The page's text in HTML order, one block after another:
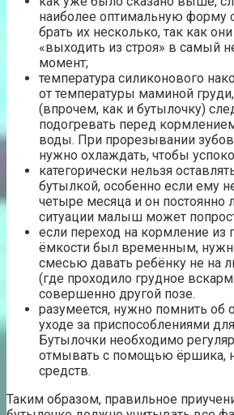
наиболее оптимальную форму
брать их несколько, так как
«выходить из строя» в самый
момент;
температура силиконового
от температуры маминой
(впрочем, как и бутылочку)
подогревать перед
воды. При прорезывании зубов
нужно охлаждать, чтобы
категорически нельзя
бутылкой, особенно если ему
четыре месяца и он постоянно
ситуации малыш может
если переход на кормление из
ёмкости был временным,
смесью давать ребёнку не на
(где проходило грудное
совершенно другой позе.
разумеется, нужно помнить об
уходе за приспособлениями
Бутылочки необходимо
отмывать с помощью ёршика,
средств.
Таким образом, правильное